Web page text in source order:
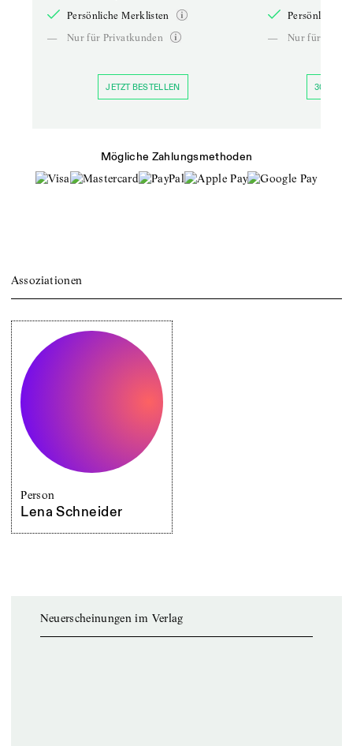
Persönliche Merklisten
—
Nur für Privatkunden
JETZT BESTELLEN
Persönliche
—
Nur für
30 TAGE
Mögliche Zahlungsmethoden
Assoziationen
Person
Lena Schneider
Neuerscheinungen im Verlag